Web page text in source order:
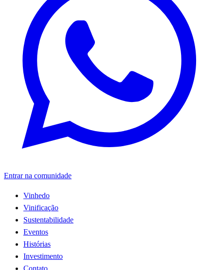
Entrar na comunidade
Vinhedo
Vinificação
Sustentabilidade
Eventos
Histórias
Investimento
Contato